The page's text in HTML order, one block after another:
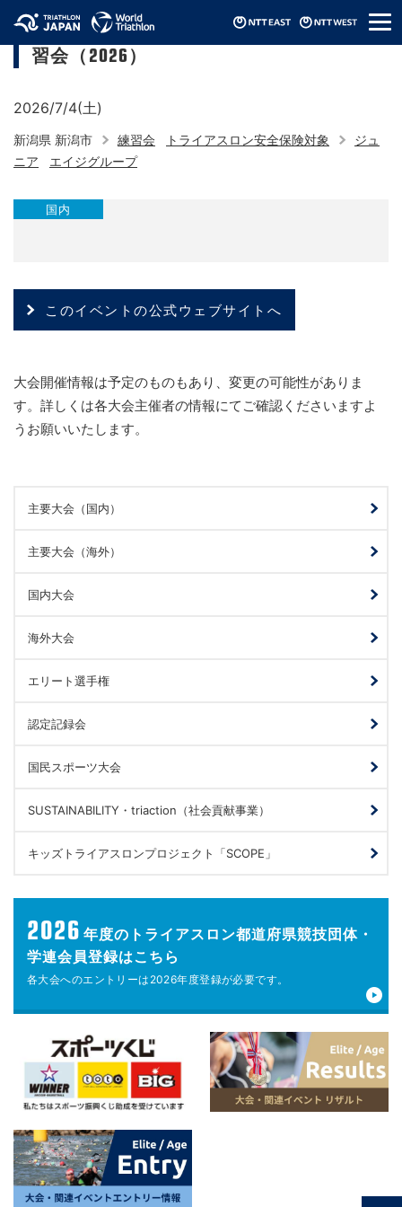
メ
ニ
新潟県トライアスロン連合 夏季スイム講
習会（2026）
2026/7/4(土)
新潟県 新潟市 練習会 トライアスロン安全保険対象
ジュ
ニア
エイジグループ
国内
このイベントの公式ウェブサイトへ
大会開催情報は予定のものもあり、変更の可能性がありま
す。詳しくは各大会主催者の情報にてご確認くださいますよ
うお願いいたします。
主要大会（国内）
主要大会（海外）
国内大会
海外大会
エリート選手権
認定記録会
国民スポーツ大会
SUSTAINABILITY・triaction（社会貢献事業）
キッズトライアスロンプロジェクト「SCOPE」
2026 年度の トライアスロン都道府県競技団体・
学連会員登録はこちら
各大会へのエントリーは 2026年度登録が必要です。